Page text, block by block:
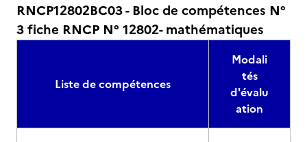
RNCP12802BC03 - Bloc de compétences N°
3 fiche RNCP N° 12802- mathématiques
Liste de compétences
Modali
tés
d'évalu
ation